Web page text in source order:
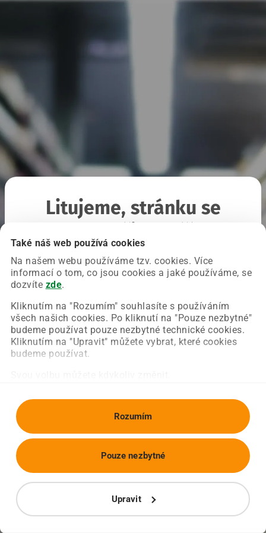
Také náš web používá cookies
Na našem webu používáme tzv. cookies. Více
informací o tom, co jsou cookies a jaké používáme, se
dozvíte zde.
Kliknutím na "Rozumím" souhlasíte s používáním
všech našich cookies. Po kliknutí na "Pouze nezbytné"
budeme používat pouze nezbytné technické cookies.
Kliknutím na "Upravit" můžete vybrat, které cookies
budeme používat.
Rozumím
Upravit
Pouze nezbytné
Litujeme, stránku se
Chyba nastala na naší straně a už ji opravujeme.
Zkuste prosím znovu načíst požadovanou stránku.
Obnovit stránku Úvodní strana